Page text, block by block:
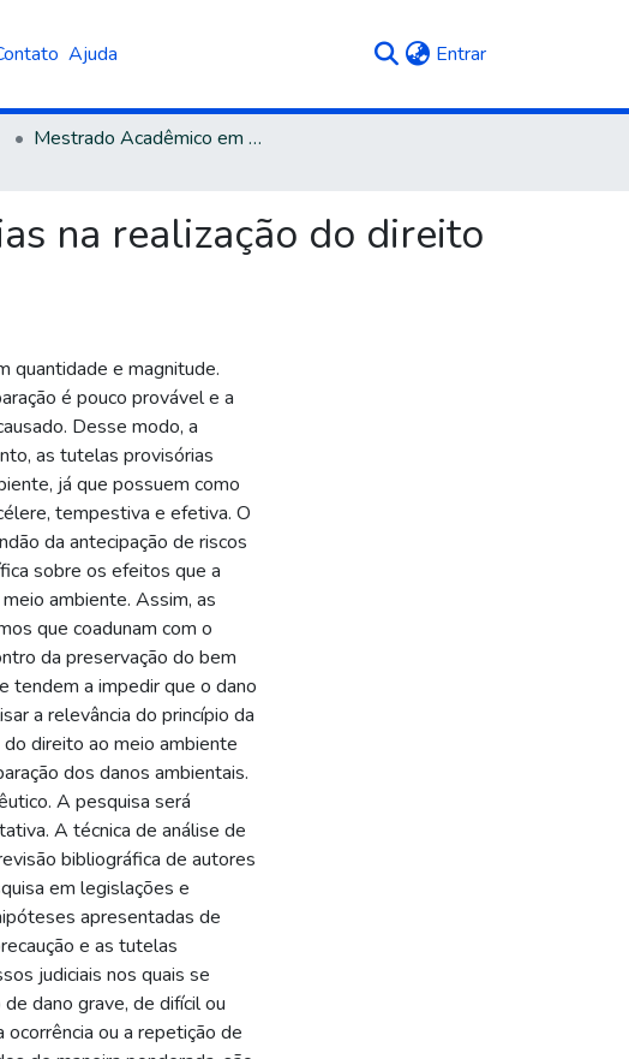
Ajuda Entrar(current)
Mestrado Acadêmico em Direito
na realização do direito
quantidade e magnitude.
é pouco provável e a
Desse modo, a
as tutelas provisórias
já que possuem como
tempestiva e efetiva. O
da antecipação de riscos
sobre os efeitos que a
ambiente. Assim, as
que coadunam com o
da preservação do bem
tendem a impedir que o dano
a relevância do princípio da
direito ao meio ambiente
dos danos ambientais.
A pesquisa será
A técnica de análise de
bibliográfica de autores
em legislações e
apresentadas de
e as tutelas
judiciais nos quais se
dano grave, de difícil ou
ou a repetição de